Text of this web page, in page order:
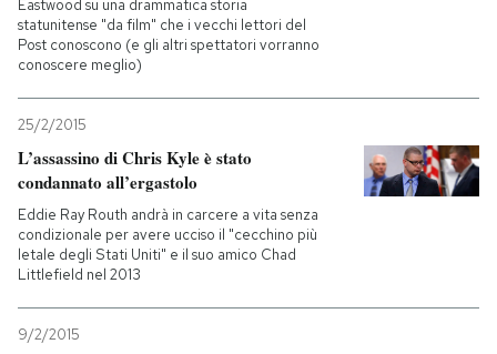
Eastwood su una drammatica storia
statunitense "da film" che i vecchi lettori del
Post conoscono (e gli altri spettatori vorranno
conoscere meglio)
25/2/2015
L’assassino di Chris Kyle è stato
condannato all’ergastolo
Eddie Ray Routh andrà in carcere a vita senza
condizionale per avere ucciso il "cecchino più
letale degli Stati Uniti" e il suo amico Chad
Littlefield nel 2013
9/2/2015